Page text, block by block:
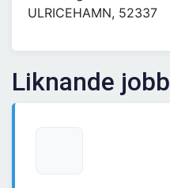
ULRICEHAMN, 52337
Liknande jobb